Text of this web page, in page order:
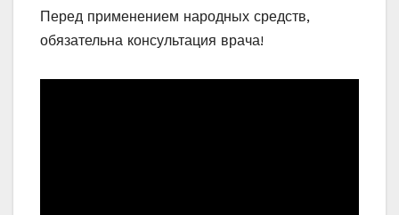
Перед применением народных средств,
обязательна консультация врача!